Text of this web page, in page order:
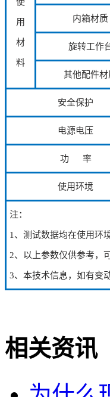
用
材
料
内箱材质
旋转工作
其他配件材
安全保护
电源电压
功 率
使用环境
注：
1、测试数据均在使用环
2、以上参数仅供参考，
3、本技术信息，如有变
相关资讯